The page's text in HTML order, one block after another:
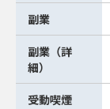
副業
副業（詳
細）
受動喫煙